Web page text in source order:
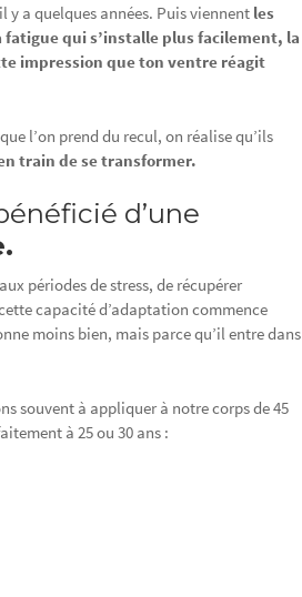
a quelques années. Puis viennent les
qui s’installe plus facilement, la
impression que ton ventre réagit
l’on prend du recul, on réalise qu’ils
train de se transformer.
d’une
périodes de stress, de récupérer
capacité d’adaptation commence
moins bien, mais parce qu’il entre dans
souvent à appliquer à notre corps de 45
à 25 ou 30 ans :